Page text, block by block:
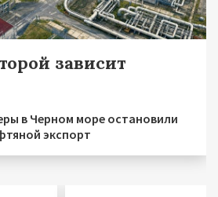
зависит
в Черном море остановили
экспорт